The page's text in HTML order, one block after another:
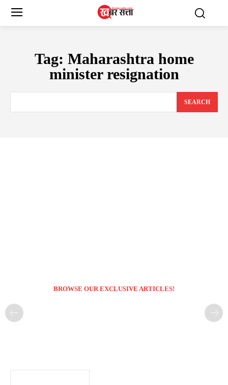
Tag: Maharashtra home
minister resignation
SEARCH
BROWSE OUR EXCLUSIVE ARTICLES!